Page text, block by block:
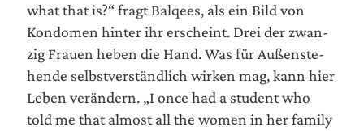
what that is?“ fragt Bal­qees, als ein Bild von
Kon­do­men hin­ter ihr erscheint. Drei der zwan­
zig Frau­en heben die Hand. Was für Außen­ste­
hen­de selbst­ver­ständ­lich wir­ken mag, kann hier
Leben ver­än­dern. „I once had a stu­dent who
told me that almost all the women in her fami­ly